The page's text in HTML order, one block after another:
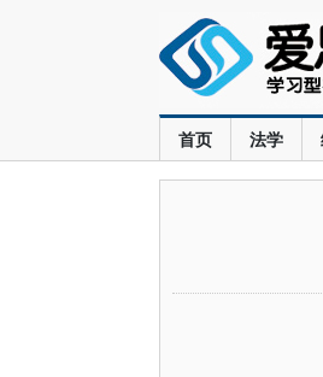
首页 法学